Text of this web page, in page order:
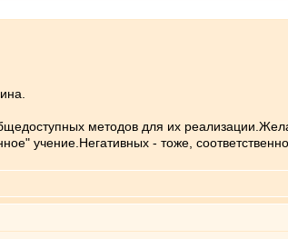
методов для их
учение.Негативных - тоже,